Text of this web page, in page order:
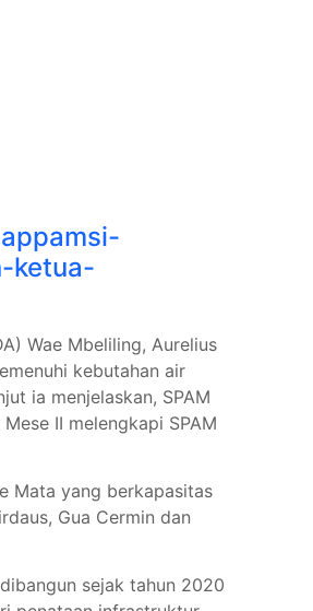
ketua-
Wae Mbeliling, Aurelius
kebutahan air
ia menjelaskan, SPAM
II melengkapi SPAM
Mata yang berkapasitas
Gua Cermin dan
sejak tahun 2020